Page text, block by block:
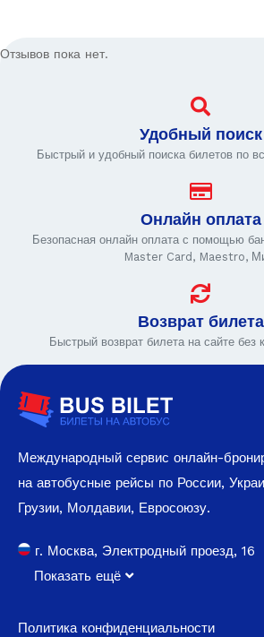
Отзывов пока нет.
Удобный поиск
Быстрый и удобный поиска билетов по
Онлайн оплата
Безопасная онлайн оплата с помощью
Master Card, Maestro,
Возврат билета
Быстрый возврат билета на сайте без
Международный сервис онлайн-
на автобусные рейсы по России,
Грузии, Молдавии, Евросоюзу.
г. Москва, Электродный проезд, 16
Показать ещё
Политика конфиденциальности